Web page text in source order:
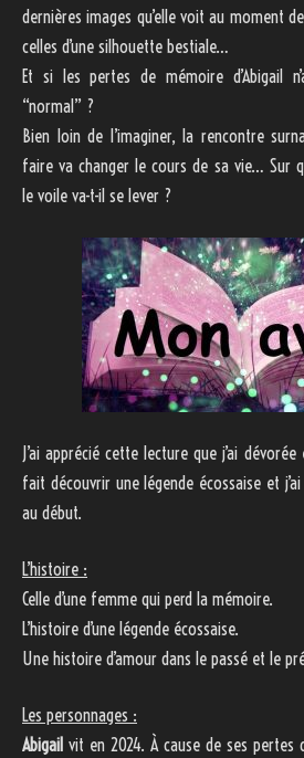
dernières images qu’elle voit au moment
celles d’une silhouette bestiale…
Et si les pertes de mémoire d’Abigail
“normal” ?
Bien loin de l’imaginer, la rencontre
faire va changer le cours de sa vie… Sur
le voile va-t-il se lever ?
J’ai apprécié cette lecture que j’ai dévorée
fait découvrir une légende écossaise et j’ai
au début.
L’histoire :
Celle d’une femme qui perd la mémoire.
L’histoire d’une légende écossaise.
Une histoire d’amour dans le passé et le
Les personnages :
Abigail vit en 2024. À cause de ses pertes